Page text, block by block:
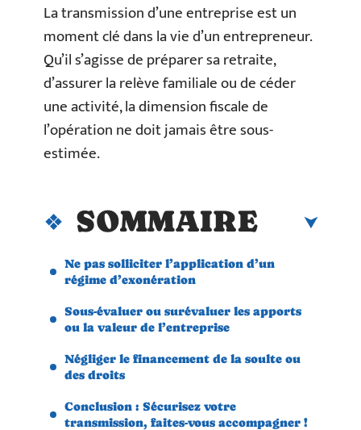
La transmission d’une entreprise est un
moment clé dans la vie d’un entrepreneur.
Qu’il s’agisse de préparer sa retraite,
d’assurer la relève familiale ou de céder
une activité, la dimension fiscale de
l’opération ne doit jamais être sous-
estimée.
SOMMAIRE
Ne pas solliciter l’application d’un
régime d’exonération
Sous-évaluer ou surévaluer les apports
ou la valeur de l’entreprise
Négliger le financement de la soulte ou
des droits
Conclusion : Sécurisez votre
transmission, faites-vous accompagner !